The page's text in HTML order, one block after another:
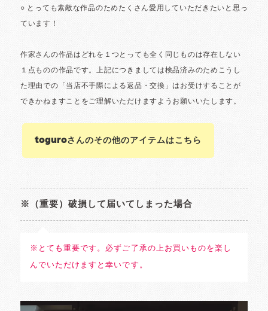
toguroさんのその他のアイテムはこちら
※（重要）破損して届いてしまった場合
※とても重要です。必ずご了承の上お買いものを楽し
んでいただけますと幸いです。